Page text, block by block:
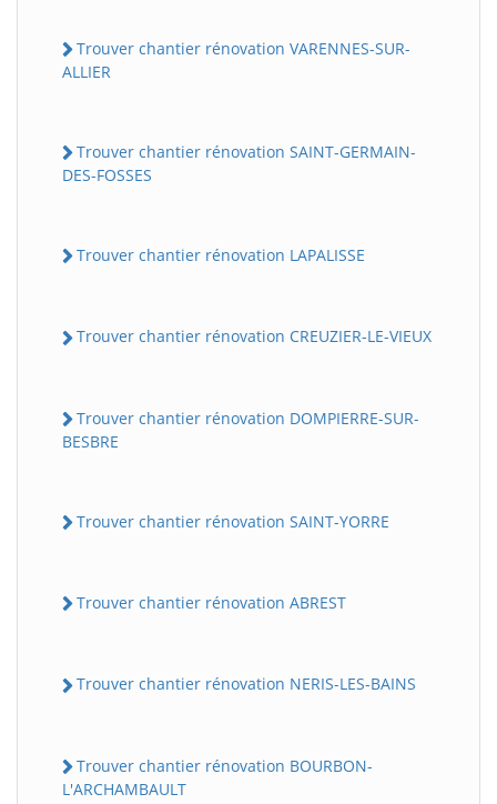
Trouver chantier rénovation VARENNES-SUR-
ALLIER
Trouver chantier rénovation SAINT-GERMAIN-
DES-FOSSES
Trouver chantier rénovation LAPALISSE
Trouver chantier rénovation CREUZIER-LE-VIEUX
Trouver chantier rénovation DOMPIERRE-SUR-
BESBRE
Trouver chantier rénovation SAINT-YORRE
Trouver chantier rénovation ABREST
Trouver chantier rénovation NERIS-LES-BAINS
Trouver chantier rénovation BOURBON-
L'ARCHAMBAULT